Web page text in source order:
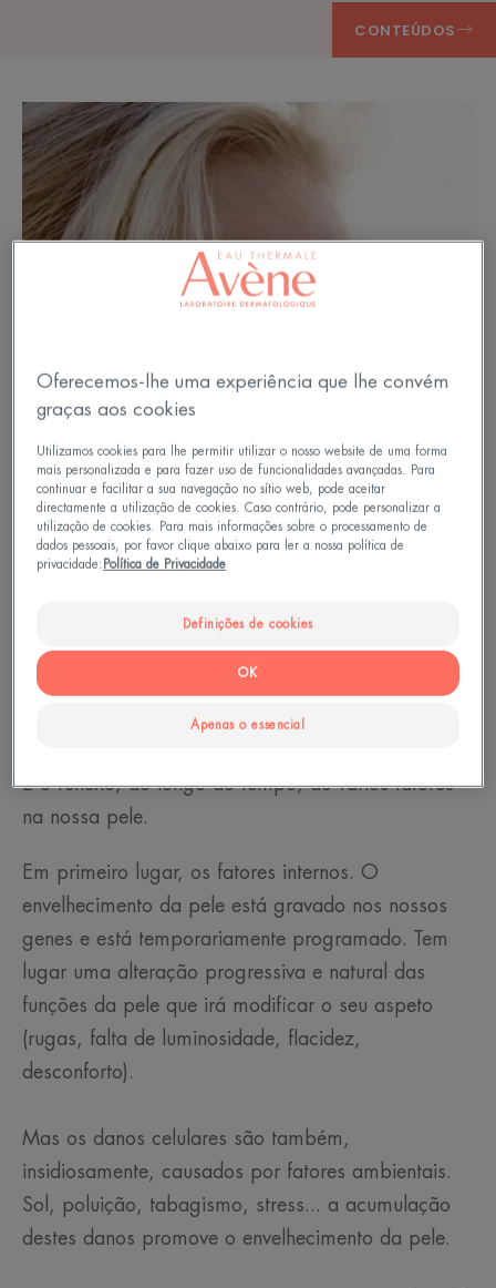
CONTEÚDOS
Os inimigos da pele ou o
envelhecimento acelerado
É o reflexo, ao longo do tempo, de vários fatores
na nossa pele.
Em primeiro lugar, os fatores internos. O
envelhecimento da pele está gravado nos nossos
genes e está temporariamente programado. Tem
lugar uma alteração progressiva e natural das
funções da pele que irá modificar o seu aspeto
(rugas, falta de luminosidade, flacidez,
desconforto).
Mas os danos celulares são também,
insidiosamente, causados por fatores ambientais.
Sol, poluição, tabagismo, stress... a acumulação
destes danos promove o envelhecimento da pele.
Oferecemos-lhe uma experiência que lhe convém
graças aos cookies
Utilizamos cookies para lhe permitir utilizar o nosso website de uma forma
mais personalizada e para fazer uso de funcionalidades avançadas. Para
continuar e facilitar a sua navegação no sítio web, pode aceitar
directamente a utilização de cookies. Caso contrário, pode personalizar a
utilização de cookies. Para mais informações sobre o processamento de
dados pessoais, por favor clique abaixo para ler a nossa política de
privacidade: Política de Privacidade
Definições de cookies
Apenas o essencial
OK